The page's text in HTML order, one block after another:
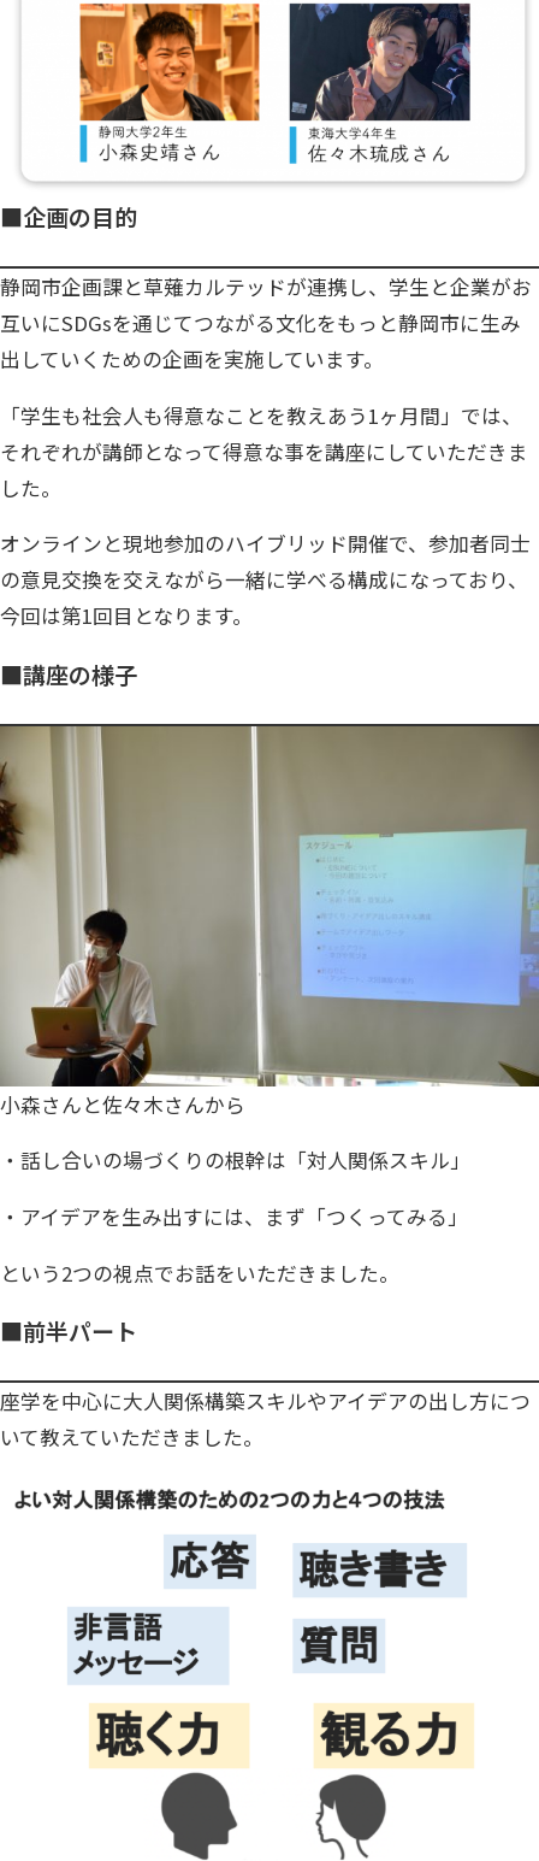
■企画の目的
静岡市企画課と草薙カルテッドが連携し、学生と企業がお
互いにSDGsを通じてつながる文化をもっと静岡市に生み
出していくための企画を実施しています。
「学生も社会人も得意なことを教えあう1ヶ月間」では、
それぞれが講師となって得意な事を講座にしていただきま
した。
オンラインと現地参加のハイブリッド開催で、参加者同士
の意見交換を交えながら一緒に学べる構成になっており、
今回は第1回目となります。
■講座の様子
小森さんと佐々木さんから
・話し合いの場づくりの根幹は「対人関係スキル」
・アイデアを生み出すには、まず「つくってみる」
という2つの視点でお話をいただきました。
■前半パート
座学を中心に大人関係構築スキルやアイデアの出し方につ
いて教えていただきました。